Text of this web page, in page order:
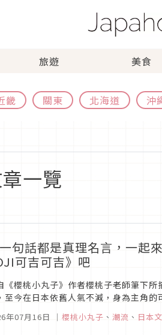
旅遊 美食
畿 關東 北海道 沖
一覽
句話都是真理名言，一起
可吉可吉》吧
《櫻桃小丸子》作者櫻桃子老師筆下
至今在日本依舊人氣不減，身為主角的
年07月16日 ｜ 櫻桃小丸子 、 潮流 、 日本